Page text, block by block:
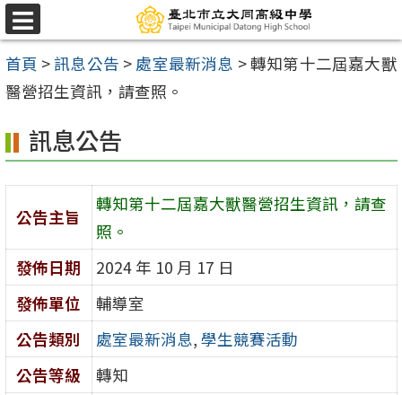
跳
至
主
要
容
區
選
單
首頁 >訊息公告 > 處室最新消息 >轉知第十二屆嘉大獸
醫營招生資訊，請查照。
訊息公告
公告主旨
轉知第十二屆嘉大獸醫營招生資訊，請查
照。
發佈日期
2024 年 10 月 17 日
發佈單位
輔導室
公告類別
處室最新消息, 學生競賽活動
公告等級
轉知